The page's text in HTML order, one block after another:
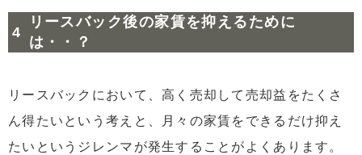
リースバック後の家賃を抑えるために
は・・？
リースバックにおいて、高く売却して売却益をたくさ
ん得たいという考えと、月々の家賃をできるだけ抑え
たいというジレンマが発生することがよくあります。